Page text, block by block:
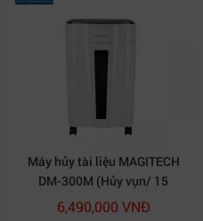
Máy hủy tài liệu MAGITECH
DM-300M (Hủy vụn/ 15
Tờ/lần/ A4/A5)
6,490,000 VNĐ